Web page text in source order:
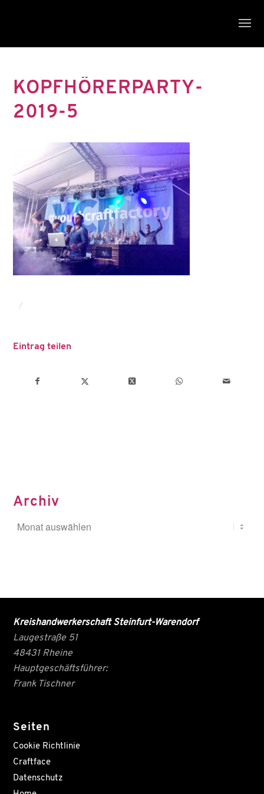
KOPFHÖRERPARTY-
2019-5
/
Eintrag teilen
Archiv
Kreishandwerkerschaft Steinfurt-Warendorf
Laugestraße 51
48431 Rheine
Hauptgeschäftsführer:
Frank Tischner
Seiten
Cookie Richtlinie
Craftface
Datenschutz